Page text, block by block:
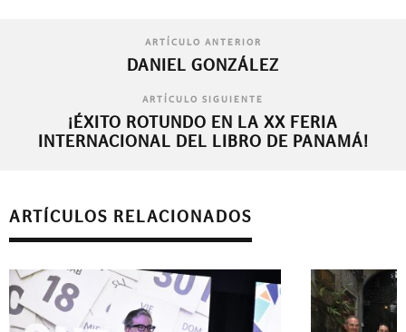
ARTÍCULO ANTERIOR
DANIEL GONZÁLEZ
ARTÍCULO SIGUIENTE
¡ÉXITO ROTUNDO EN LA XX FERIA
INTERNACIONAL DEL LIBRO DE PANAMÁ!
ARTÍCULOS RELACIONADOS